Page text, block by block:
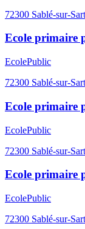
72300 Sablé-sur-
Ecole primaire
EcolePublic
72300 Sablé-sur-
Ecole primaire
EcolePublic
72300 Sablé-sur-
Ecole primaire
EcolePublic
72300 Sablé-sur-